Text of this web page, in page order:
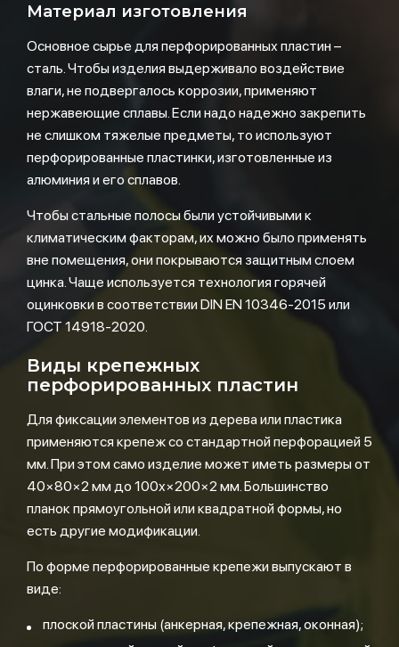
Материал изготовления
Основное сырье для перфорированных пластин –
сталь. Чтобы изделия выдерживало воздействие
влаги, не подвергалось коррозии, применяют
нержавеющие сплавы. Если надо надежно закрепить
не слишком тяжелые предметы, то используют
перфорированные пластинки, изготовленные из
алюминия и его сплавов.
Чтобы стальные полосы были устойчивыми к
климатическим факторам, их можно было применять
вне помещения, они покрываются защитным слоем
цинка. Чаще используется технология горячей
оцинковки в соответствии DIN EN 10346-2015 или
ГОСТ 14918-2020.
Виды крепежных
перфорированных пластин
Для фиксации элементов из дерева или пластика
применяются крепеж со стандартной перфорацией 5
мм. При этом само изделие может иметь размеры от
40×80×2 мм до 100х×200×2 мм. Большинство
планок прямоугольной или квадратной формы, но
есть другие модификации.
По форме перфорированные крепежи выпускают в
виде:
плоской пластины (анкерная, крепежная, оконная);